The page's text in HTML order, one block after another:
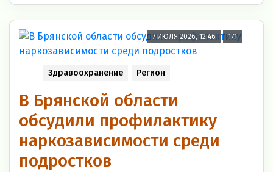
7 ИЮЛЯ 2026, 12:46 171
Здравоохранение Регион
В Брянской области
обсудили профилактику
наркозависимости среди
подростков